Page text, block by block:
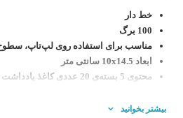
خط دار
100 برگ
مناسب برای استفاده روی لپ‌تاپ، سطوح
ابعاد 10x14.5 سانتی متر
محتوی 5 بسته‌ی 20 عددی کاغذ یادداشت خاصیت پشت چسبدار
بیشتر بخوانید